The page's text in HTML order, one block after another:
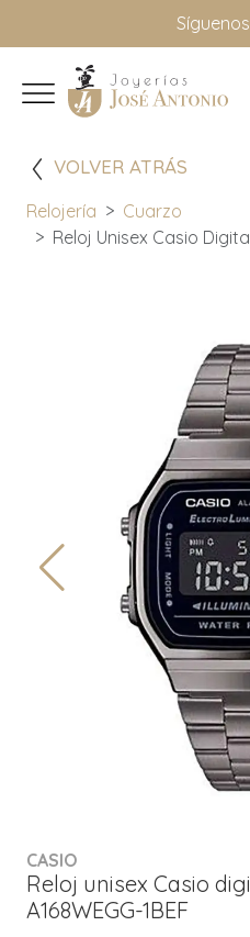
VOLVER ATRÁS
Relojería
Cuarzo
Reloj Unisex Casio
CASIO
Reloj unisex Casio
A168WEGG-1BEF